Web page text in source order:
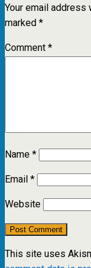
Your email
marked*
Comment*
Name*
Email*
Website
This site uses